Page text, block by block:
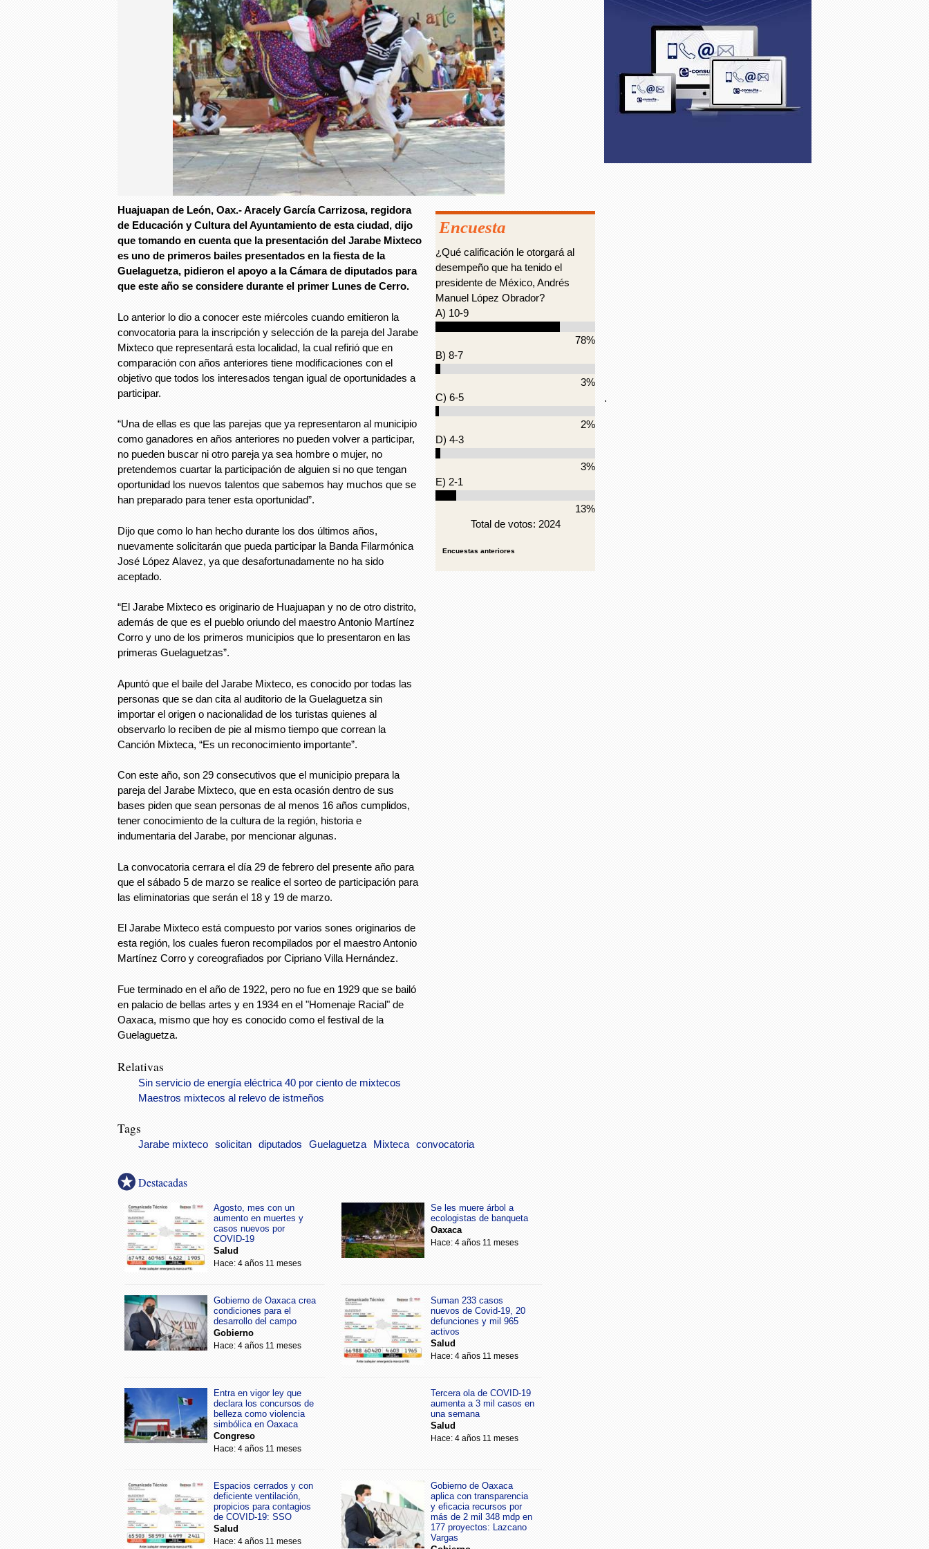
Huajuapan de León, Oax.- Aracely García Carrizosa, regidora
de Educación y Cultura del Ayuntamiento de esta ciudad, dijo
que tomando en cuenta que la presentación del Jarabe Mixteco
es uno de primeros bailes presentados en la fiesta de la
Guelaguetza, pidieron el apoyo a la Cámara de diputados para
que este año se considere durante el primer Lunes de Cerro.
Lo anterior lo dio a conocer este miércoles cuando emitieron la
convocatoria para la inscripción y selección de la pareja del Jarabe
Mixteco que representará esta localidad, la cual refirió que en
comparación con años anteriores tiene modificaciones con el
objetivo que todos los interesados tengan igual de oportunidades a
participar.
“Una de ellas es que las parejas que ya representaron al municipio
como ganadores en años anteriores no pueden volver a participar,
no pueden buscar ni otro pareja ya sea hombre o mujer, no
pretendemos cuartar la participación de alguien si no que tengan
oportunidad los nuevos talentos que sabemos hay muchos que se
han preparado para tener esta oportunidad”.
Dijo que como lo han hecho durante los dos últimos años,
nuevamente solicitarán que pueda participar la Banda Filarmónica
José López Alavez, ya que desafortunadamente no ha sido
aceptado.
“El Jarabe Mixteco es originario de Huajuapan y no de otro distrito,
además de que es el pueblo oriundo del maestro Antonio Martínez
Corro y uno de los primeros municipios que lo presentaron en las
primeras Guelaguetzas”.
Apuntó que el baile del Jarabe Mixteco, es conocido por todas las
personas que se dan cita al auditorio de la Guelaguetza sin
importar el origen o nacionalidad de los turistas quienes al
observarlo lo reciben de pie al mismo tiempo que correan la
Canción Mixteca, “Es un reconocimiento importante”.
Con este año, son 29 consecutivos que el municipio prepara la
pareja del Jarabe Mixteco, que en esta ocasión dentro de sus
bases piden que sean personas de al menos 16 años cumplidos,
tener conocimiento de la cultura de la región, historia e
indumentaria del Jarabe, por mencionar algunas.
La convocatoria cerrara el día 29 de febrero del presente año para
que el sábado 5 de marzo se realice el sorteo de participación para
las eliminatorias que serán el 18 y 19 de marzo.
El Jarabe Mixteco está compuesto por varios sones originarios de
esta región, los cuales fueron recompilados por el maestro Antonio
Martínez Corro y coreografiados por Cipriano Villa Hernández.
Fue terminado en el año de 1922, pero no fue en 1929 que se bailó
en palacio de bellas artes y en 1934 en el "Homenaje Racial" de
Oaxaca, mismo que hoy es conocido como el festival de la
Guelaguetza.
Encuesta
¿Qué calificación le otorgará al
desempeño que ha tenido el
presidente de México, Andrés
Manuel López Obrador?
A) 10-9
78%
B) 8-7
3%
C) 6-5
2%
D) 4-3
3%
E) 2-1
13%
Total de votos: 2024
Encuestas anteriores
Relativas
Sin servicio de energía eléctrica 40 por ciento de mixtecos
Maestros mixtecos al relevo de istmeños
Tags
Jarabe mixteco solicitan diputados Guelaguetza Mixteca convocatoria
Destacadas
Agosto, mes con un
aumento en muertes y
casos nuevos por
COVID-19
Salud
Hace: 4 años 11 meses
Se les muere árbol a
ecologistas de banqueta
Oaxaca
Hace: 4 años 11 meses
Gobierno de Oaxaca crea
condiciones para el
desarrollo del campo
Gobierno
Hace: 4 años 11 meses
Suman 233 casos
nuevos de Covid-19, 20
defunciones y mil 965
activos
Salud
Hace: 4 años 11 meses
Entra en vigor ley que
declara los concursos de
belleza como violencia
simbólica en Oaxaca
Congreso
Hace: 4 años 11 meses
Tercera ola de COVID-19
aumenta a 3 mil casos en
una semana
Salud
Hace: 4 años 11 meses
Espacios cerrados y con
deficiente ventilación,
propicios para contagios
de COVID-19: SSO
Salud
Hace: 4 años 11 meses
Gobierno de Oaxaca
aplica con transparencia
y eficacia recursos por
más de 2 mil 348 mdp en
177 proyectos: Lazcano
Vargas
.